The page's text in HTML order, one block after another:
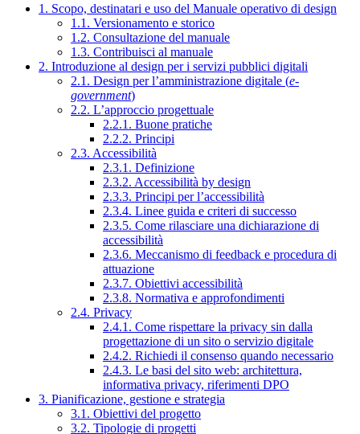
1. Scopo, destinatari e uso del Manuale operativo di design
1.1. Versionamento e storico
1.2. Consultazione del manuale
1.3. Contribuisci al manuale
2. Introduzione al design per i servizi pubblici digitali
2.1. Design per l’amministrazione digitale (e-
government)
2.2. L’approccio progettuale
2.2.1. Buone pratiche
2.2.2. Principi
2.3. Accessibilità
2.3.1. Definizione
2.3.2. Accessibilità by design
2.3.3. Principi per l’accessibilità
2.3.4. Linee guida e criteri di successo
2.3.5. Come rilasciare una dichiarazione di
accessibilità
2.3.6. Meccanismo di feedback e procedura di
attuazione
2.3.7. Obiettivi accessibilità
2.3.8. Normativa e approfondimenti
2.4. Privacy
2.4.1. Come rispettare la privacy sin dalla
progettazione di un sito o servizio digitale
2.4.2. Richiedi il consenso quando necessario
2.4.3. Le basi del sito web: architettura,
informativa privacy, riferimenti DPO
3. Pianificazione, gestione e strategia
3.1. Obiettivi del progetto
3.2. Tipologie di progetti